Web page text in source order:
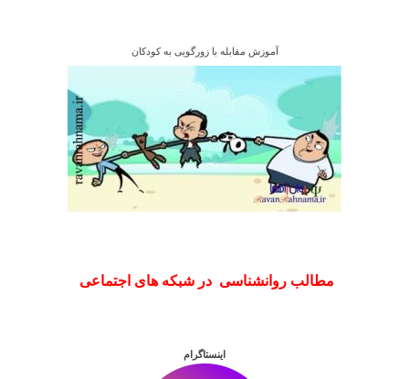
آموزش مقابله با زورگویی به کودکان
مطالب روانشناسی در شبکه های اجتماعی
اینستاگرام